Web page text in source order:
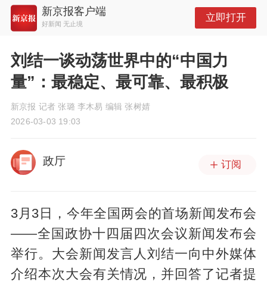
新京报客户端
好新闻 无止境
立即打开
刘结一谈动荡世界中的“中国力
量”：最稳定、最可靠、最积极
新京报 记者 张璐 李木易 编辑 张树婧
2026-03-03 19:03
政厅 订阅
3月3日，今年全国两会的首场新闻发布会
——全国政协十四届四次会议新闻发布会
举行。大会新闻发言人刘结一向中外媒体
介绍本次大会有关情况，并回答了记者提